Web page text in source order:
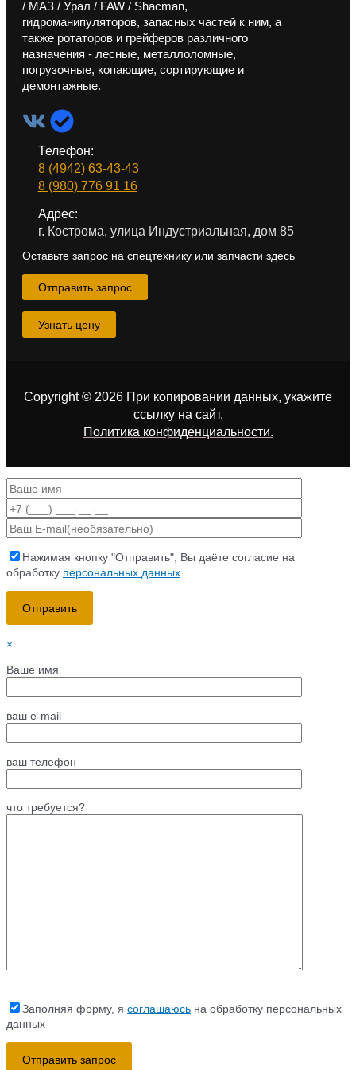
/ МАЗ / Урал / FAW / Shacman,
гидроманипуляторов, запасных частей к ним, а
также ротаторов и грейферов различного
назначения - лесные, металлоломные,
погрузочные, копающие, сортирующие и
демонтажные.
Телефон:
8 (4942) 63-43-43
8 (980) 776 91 16
Адрес:
г. Кострома, улица Индустриальная, дом 85
Оставьте запрос на спецтехнику или запчасти здесь
Отправить запрос
Узнать цену
Copyright © 2026 При копировании данных, укажите
ссылку на сайт.
Политика конфиденциальности.
Нажимая кнопку "Отправить", Вы даёте согласие на
обработку персональных данных
×
Ваше имя
ваш e-mail
ваш телефон
что требуется?
Заполняя форму, я соглашаюсь на обработку персональных
данных